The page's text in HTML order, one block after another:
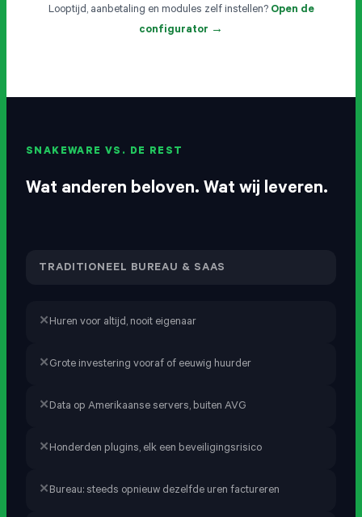
Looptijd, aanbetaling en modules zelf instellen? Open de
configurator →
SNAKEWARE VS. DE REST
Wat anderen beloven. Wat wij leveren.
TRADITIONEEL BUREAU & SAAS
Huren voor altijd, nooit eigenaar
Grote investering vooraf of eeuwig huurder
Data op Amerikaanse servers, buiten AVG
Honderden plugins, elk een beveiligingsrisico
Bureau: steeds opnieuw dezelfde uren factureren